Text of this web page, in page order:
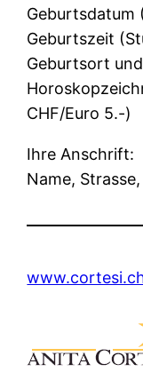
Geburtsdatum
Geburtszeit
Geburtsort
CHF/Euro 5.-)
Ihre Anschrift:
Name,